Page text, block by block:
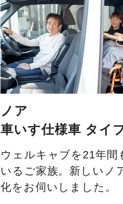
ノア
車いす仕様車 タイ
ウェルキャブを21年間
いるご家族。新しいノ
化をお伺いしました。